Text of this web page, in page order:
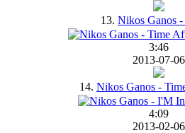
13. Nikos Ganos
3:46
2013-07-06
14. Nikos Ganos -
4:09
2013-02-06